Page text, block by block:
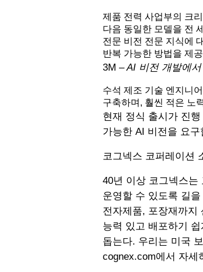
제품 전력 사업부의 크
다음 동일한 모델을 전
전문 비전 전문 지식에
반복 가능한 방법을 제
3M – AI 비전 개발에
수석 제조 기술 엔지니
구축하며, 훨씬 적은 노
현재 정식 출시가 진
가능한 AI 비전을 요
코그넥스 코퍼레이션
40년 이상 코그넥스는
운영할 수 있도록 길
전자제품, 포장재까지
능력 있고 배포하기
돕는다. 우리는 미국
cognex.com에서 자세